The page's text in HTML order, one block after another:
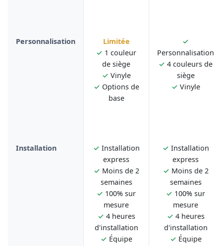
Personnalisation
Limitée
✓ 1 couleur
de siège
✓ Vinyle
✓ Options de
base
✓
Personnalisation
✓ 4 couleurs de
siège
✓ Vinyle
Installation ✓ Installation
express
✓ Moins de 2
semaines
✓ 100% sur
mesure
✓ 4 heures
d'installation
✓ Équipe
✓ Installation
express
✓ Moins de 2
semaines
✓ 100% sur
mesure
✓ 4 heures
d'installation
✓ Équipe